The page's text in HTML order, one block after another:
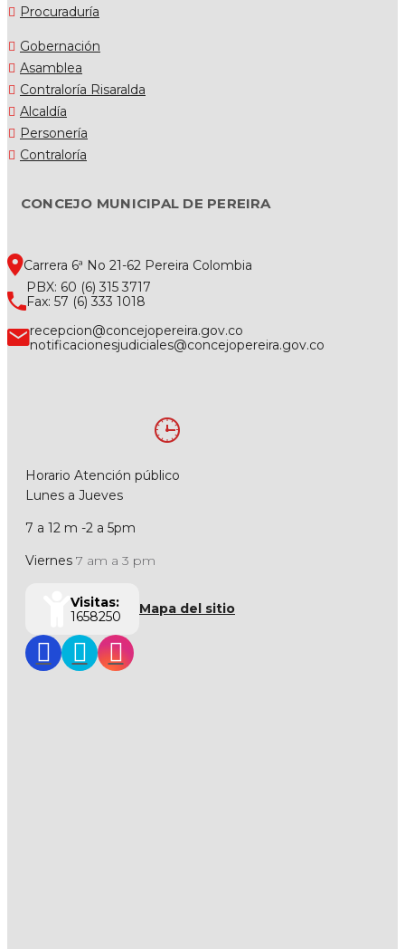
Procuraduría
Gobernación
Asamblea
Contraloría Risaralda
Alcaldía
Personería
Contraloría
CONCEJO MUNICIPAL DE PEREIRA
Carrera 6ª No 21-62 Pereira Colombia
PBX: 60 (6) 315 3717
Fax: 57 (6) 333 1018
recepcion@concejopereira.gov.co
notificacionesjudiciales@concejopereira.gov.co
Horario Atención público
Lunes a Jueves
7 a 12 m -2 a 5pm
Viernes 7 am a 3 pm
Visitas:
1658250
Mapa del sitio